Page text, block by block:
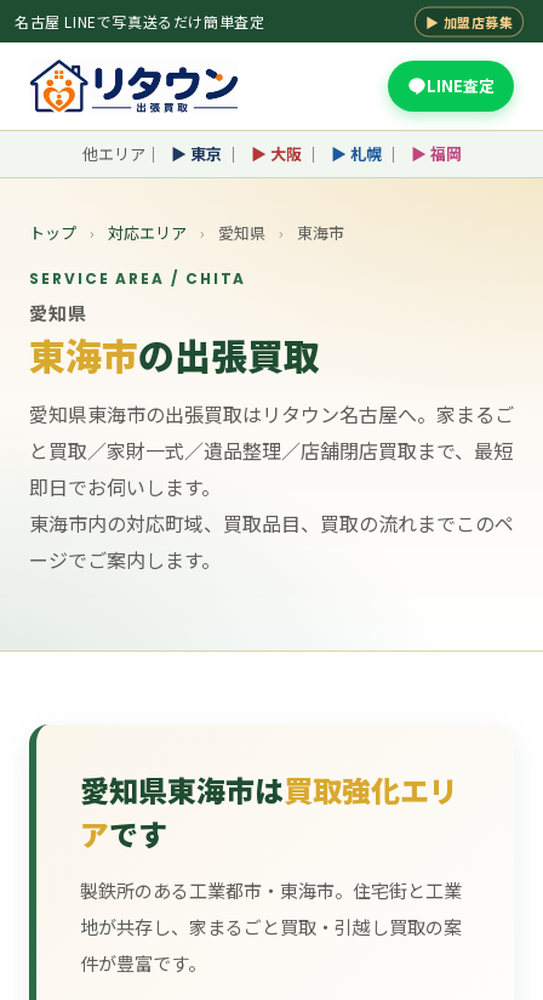
名古屋 LINEで写真送るだけ簡単査定 ▶ 加盟店募集
LINE査定
他エリア｜ ▶ 東京 ｜ ▶ 大阪｜ ▶ 札幌｜ ▶ 福岡
トップ › 対応エリア › 愛知県 › 東海市
SERVICE AREA / CHITA
愛知県
東海市の出張買取
愛知県東海市の出張買取はリタウン名古屋へ。家まるご
と買取／家財一式／遺品整理／店舗閉店買取まで、最短
即日でお伺いします。
東海市内の対応町域、買取品目、買取の流れまでこのペ
ージでご案内します。
愛知県東海市は買取強化エリ
アです
製鉄所のある工業都市・東海市。住宅街と工業
地が共存し、家まるごと買取・引越し買取の案
件が豊富です。